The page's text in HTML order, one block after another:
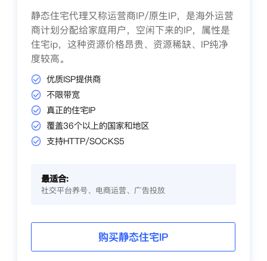
静态住宅代理又称运营商IP/原生IP，是海外运营
商计划分配给家庭用户，空闲下来的IP，属性是
住宅ip，这种资源价格昂贵、资源稀缺、IP纯净
度较高。
优质ISP提供商
不限带宽
真正的住宅IP
覆盖36个以上的国家和地区
支持HTTP/SOCKS5
最适合:
社交平台养号、电商运营、广告投放
购买静态住宅IP